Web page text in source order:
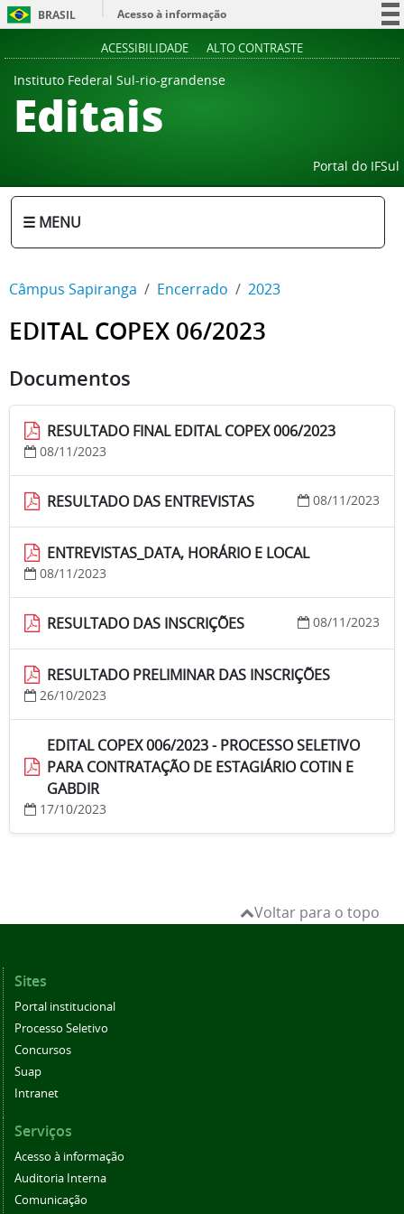
BRASIL
Acesso à informação
ACESSIBILIDADE ALTO CONTRASTE
Instituto Federal Sul-rio-grandense
Editais
Portal do IFSul
☰ MENU
Câmpus Sapiranga Encerrado 2023
EDITAL COPEX 06/2023
Documentos
RESULTADO FINAL EDITAL COPEX 006/2023
08/11/2023
RESULTADO DAS ENTREVISTAS 08/11/2023
ENTREVISTAS_DATA, HORÁRIO E LOCAL
08/11/2023
RESULTADO DAS INSCRIÇÕES 08/11/2023
RESULTADO PRELIMINAR DAS INSCRIÇÕES
26/10/2023
EDITAL COPEX 006/2023 - PROCESSO SELETIVO
PARA CONTRATAÇÃO DE ESTAGIÁRIO COTIN E
GABDIR
17/10/2023
Voltar para o topo
Sites
Portal institucional
Processo Seletivo
Concursos
Suap
Intranet
Serviços
Acesso à informação
Auditoria Interna
Comunicação